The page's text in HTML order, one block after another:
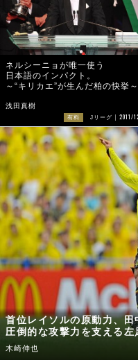
ネルシーニョが唯一使う
日本語のインパクト。
～“キリカエ”が生んだ柏の快挙～
浅田真樹
有料 Jリーグ 2011/
首位レイソルの原動力、田
圧倒的な攻撃力を支える左
木崎伸也